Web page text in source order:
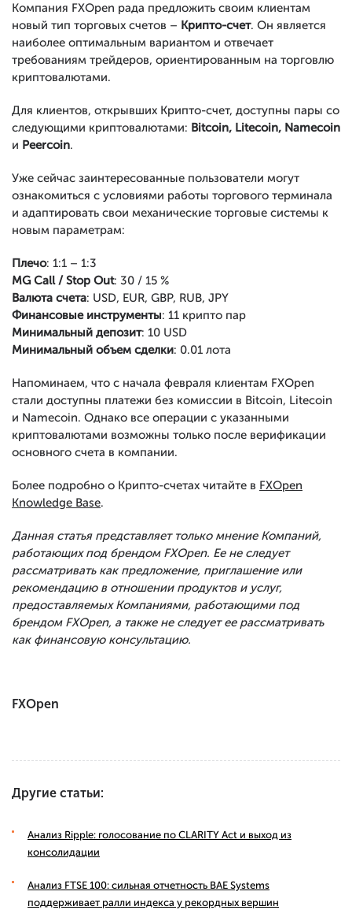
Компания FXOpen рада предложить своим клиентам
новый тип торговых счетов – Крипто-счет. Он является
наиболее оптимальным вариантом и отвечает
требованиям трейдеров, ориентированным на торговлю
криптовалютами.
Для клиентов, открывших Крипто-счет, доступны пары со
следующими криптовалютами: Bitcoin, Litecoin, Namecoin
и Peercoin.
Уже сейчас заинтересованные пользователи могут
ознакомиться с условиями работы торгового терминала
и адаптировать свои механические торговые системы к
новым параметрам:
Плечо: 1:1 – 1:3
MG Call / Stop Out: 30 / 15 %
Валюта счета: USD, EUR, GBP, RUB, JPY
Финансовые инструменты: 11 крипто пар
Минимальный депозит: 10 USD
Минимальный объем сделки: 0.01 лота
Напоминаем, что с начала февраля клиентам FXOpen
стали доступны платежи без комиссии в Bitcoin, Litecoin
и Namecoin. Однако все операции с указанными
криптовалютами возможны только после верификации
основного счета в компании.
Более подробно о Крипто-счетах читайте в FXOpen
Knowledge Base.
Данная статья представляет только мнение Компаний,
работающих под брендом FXOpen. Ее не следует
рассматривать как предложение, приглашение или
рекомендацию в отношении продуктов и услуг,
предоставляемых Компаниями, работающими под
брендом FXOpen, а также не следует ее рассматривать
как финансовую консультацию.
FXOpen
Другие статьи:
Анализ Ripple: голосование по CLARITY Act и выход из
консолидации
Анализ FTSE 100: сильная отчетность BAE Systems
поддерживает ралли индекса у рекордных вершин